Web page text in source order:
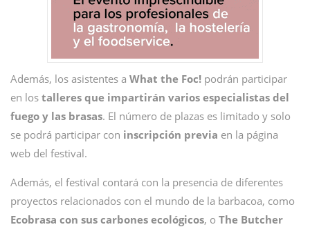
Además, los asistentes a What the Foc! podrán participar
en los talleres que impartirán varios especialistas del
fuego y las brasas. El número de plazas es limitado y solo
se podrá participar con inscripción previa en la página
web del festival.
Además, el festival contará con la presencia de diferentes
proyectos relacionados con el mundo de la barbacoa, como
Ecobrasa con sus carbones ecológicos, o The Butcher